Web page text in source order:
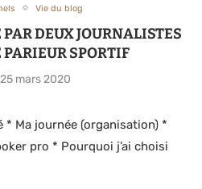
Vie du blog
DEUX JOURNALISTES
SPORTIF
25 mars 2020
* Ma journée (organisation) *
pro * Pourquoi j’ai choisi